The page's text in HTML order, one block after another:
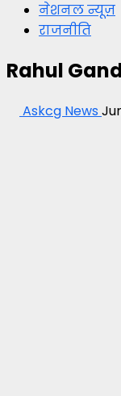
नेशनल न्यूज़
राजनीति
Rahul
Askcg News